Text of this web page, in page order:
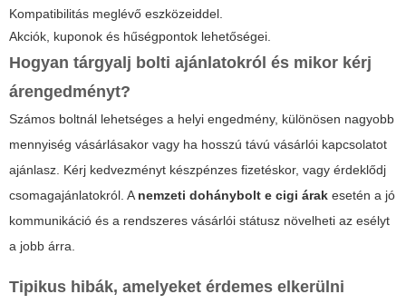
Kompatibilitás meglévő eszközeiddel.
Akciók, kuponok és hűségpontok lehetőségei.
Hogyan tárgyalj bolti ajánlatokról és mikor kérj
árengedményt?
Számos boltnál lehetséges a helyi engedmény, különösen nagyobb
mennyiség vásárlásakor vagy ha hosszú távú vásárlói kapcsolatot
ajánlasz. Kérj kedvezményt készpénzes fizetéskor, vagy érdeklődj
csomagajánlatokról. Anemzeti dohánybolt e cigi árak esetén a jó
kommunikáció és a rendszeres vásárlói státusz növelheti az esélyt
a jobb árra.
Tipikus hibák, amelyeket érdemes elkerülni